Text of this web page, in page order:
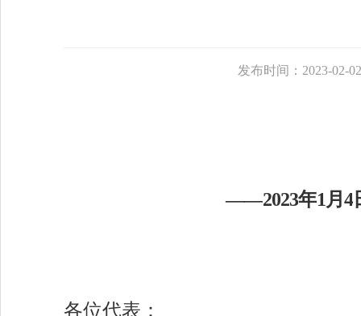
发布时间：2023-02-
——2023年1月 4
各位代表：